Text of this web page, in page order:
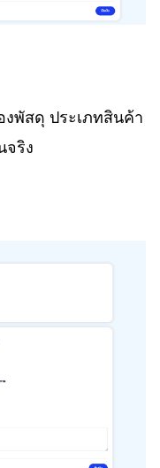
งพัสดุ ประเภทสินค้า
จริง